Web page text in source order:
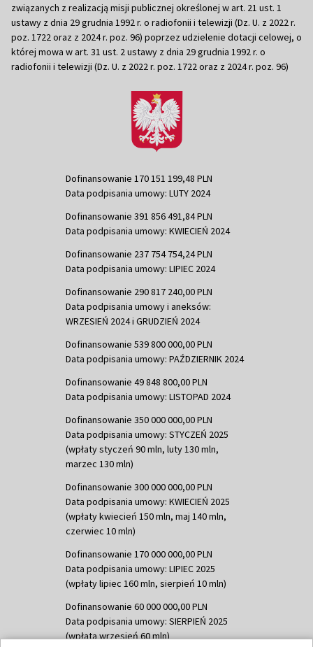
związanych z realizacją misji publicznej określonej w art. 21 ust. 1
ustawy z dnia 29 grudnia 1992 r. o radiofonii i telewizji (Dz. U. z 2022 r.
poz. 1722 oraz z 2024 r. poz. 96) poprzez udzielenie dotacji celowej, o
której mowa w art. 31 ust. 2 ustawy z dnia 29 grudnia 1992 r. o
radiofonii i telewizji (Dz. U. z 2022 r. poz. 1722 oraz z 2024 r. poz. 96)
Dofinansowanie 170 151 199,48 PLN
Data podpisania umowy: LUTY 2024
Dofinansowanie 391 856 491,84 PLN
Data podpisania umowy: KWIECIEŃ 2024
Dofinansowanie 237 754 754,24 PLN
Data podpisania umowy: LIPIEC 2024
Dofinansowanie 290 817 240,00 PLN
Data podpisania umowy i aneksów:
WRZESIEŃ 2024 i GRUDZIEŃ 2024
Dofinansowanie 539 800 000,00 PLN
Data podpisania umowy: PAŹDZIERNIK 2024
Dofinansowanie 49 848 800,00 PLN
Data podpisania umowy: LISTOPAD 2024
Dofinansowanie 350 000 000,00 PLN
Data podpisania umowy: STYCZEŃ 2025
(wpłaty styczeń 90 mln, luty 130 mln,
marzec 130 mln)
Dofinansowanie 300 000 000,00 PLN
Data podpisania umowy: KWIECIEŃ 2025
(wpłaty kwiecień 150 mln, maj 140 mln,
czerwiec 10 mln)
Dofinansowanie 170 000 000,00 PLN
Data podpisania umowy: LIPIEC 2025
(wpłaty lipiec 160 mln, sierpień 10 mln)
Dofinansowanie 60 000 000,00 PLN
Data podpisania umowy: SIERPIEŃ 2025
(wpłata wrzesień 60 mln)